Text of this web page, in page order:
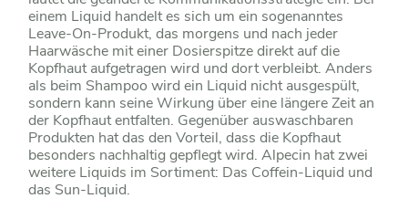
einem Liquid handelt es sich um ein sogenanntes
Leave-On-Produkt, das morgens und nach jeder
Haarwäsche mit einer Dosierspitze direkt auf die
Kopfhaut aufgetragen wird und dort verbleibt. Anders
als beim Shampoo wird ein Liquid nicht ausgespült,
sondern kann seine Wirkung über eine längere Zeit an
der Kopfhaut entfalten. Gegenüber auswaschbaren
Produkten hat das den Vorteil, dass die Kopfhaut
besonders nachhaltig gepflegt wird. Alpecin hat zwei
weitere Liquids im Sortiment: Das Coffein-Liquid und
das Sun-Liquid.